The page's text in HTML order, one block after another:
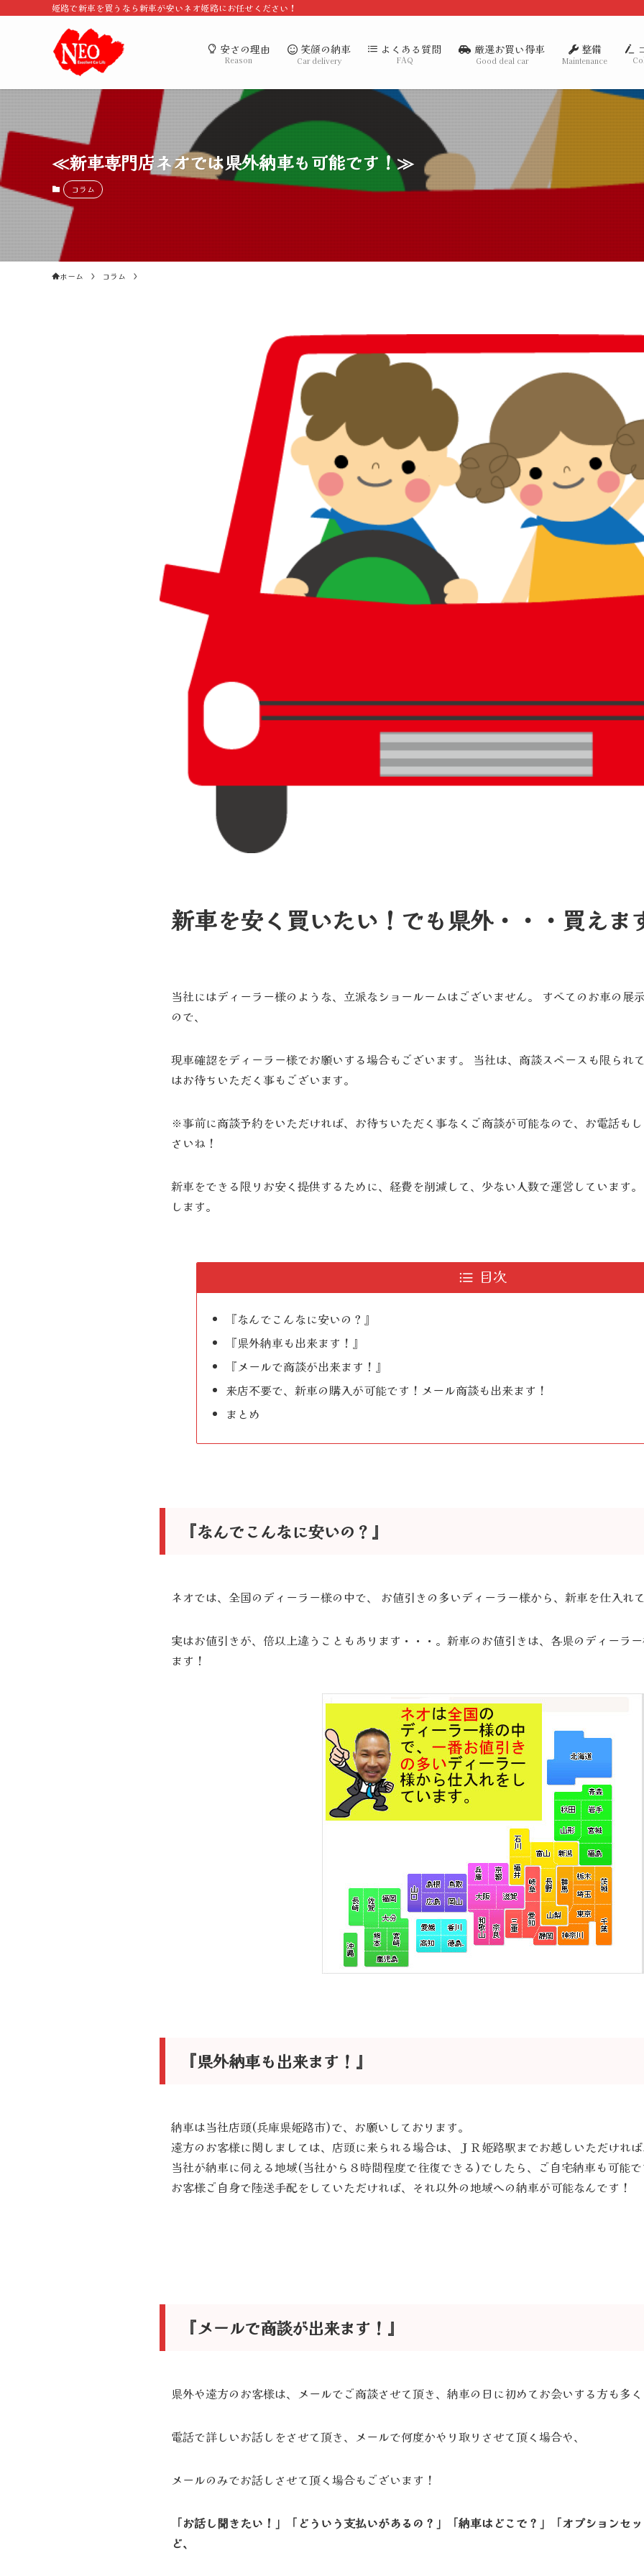
姫路で新車を買うなら新車が安いネオ姫路にお任せください！
安さの理由
Reason
笑顔の納車
Car delivery
よくある質問
FAQ
厳選お買い得車
Good deal car
整備
Maintenance
≪新車専門店ネオでは県外納車も可能です！≫
コラム
ホーム コラム
新車を安く買いたい！でも県外・・・買えま
当社にはディーラー様のような、立派なショールームはございません。 すべてのお車の展
ので、
現車確認をディーラー様でお願いする場合もございます。 当社は、商談スペースも限られ
はお待ちいただく事もございます。
※事前に商談予約をいただければ、お待ちいただく事なくご商談が可能なので、お電話も
さいね！
新車をできる限りお安く提供するために、経費を削減して、少ない人数で運営しています
します。
目次
『なんでこんなに安いの？』
『県外納車も出来ます！』
『メールで商談が出来ます！』
来店不要で、新車の購入が可能です！メール商談も出来ます！
まとめ
『なんでこんなに安いの？』
ネオでは、全国のディーラー様の中で、 お値引きの多いディーラー様から、新車を仕入れ
実はお値引きが、倍以上違うこともあります・・・。新車のお値引きは、各県のディーラ
ます！
『県外納車も出来ます！』
納車は当社店頭(兵庫県姫路市)で、お願いしております。
遠方のお客様に関しましては、店頭に来られる場合は、ＪＲ姫路駅までお越しいただけれ
当社が納車に伺える地域(当社から８時間程度で往復できる)でしたら、ご自宅納車も可能
お客様ご自身で陸送手配をしていただければ、それ以外の地域への納車が可能なんです！
『メールで商談が出来ます！』
県外や遠方のお客様は、メールでご商談させて頂き、納車の日に初めてお会いする方も多
電話で詳しいお話しをさせて頂き、メールで何度かやり取りさせて頂く場合や、
メールのみでお話しさせて頂く場合もございます！
「お話し聞きたい！」「どういう支払いがあるの？」「納車はどこで？」「オプションセ
ど、